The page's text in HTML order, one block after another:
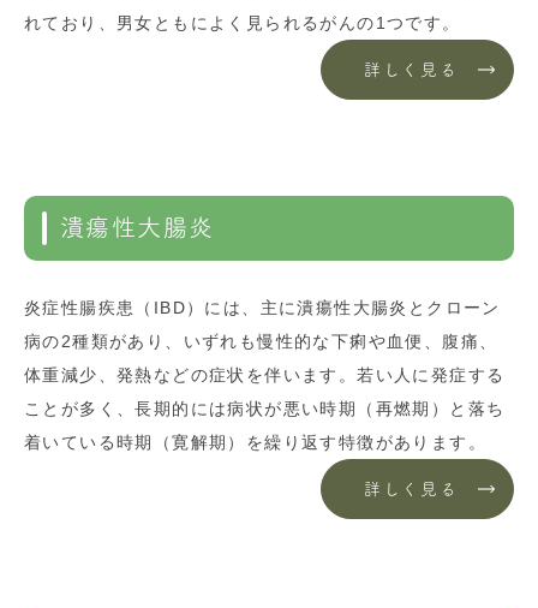
れており、男女ともによく見られるがんの1つです。
詳しく見る
潰瘍性大腸炎
炎症性腸疾患（IBD）には、主に潰瘍性大腸炎とクローン
病の2種類があり、いずれも慢性的な下痢や血便、腹痛、
体重減少、発熱などの症状を伴います。若い人に発症する
ことが多く、長期的には病状が悪い時期（再燃期）と落ち
着いている時期（寛解期）を繰り返す特徴があります。
詳しく見る